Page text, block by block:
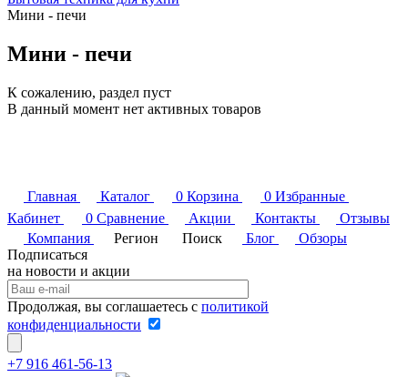
Мини - печи
Мини - печи
К сожалению, раздел пуст
В данный момент нет активных товаров
Главная Каталог 0 Корзина 0 Избранные
Кабинет
0 Сравнение Акции Контакты
Отзывы
Компания
Регион Поиск Блог
Обзоры
Подписаться
на новости и акции
Продолжая, вы соглашаетесь с политикой
конфиденциальности
+7 916 461-56-13